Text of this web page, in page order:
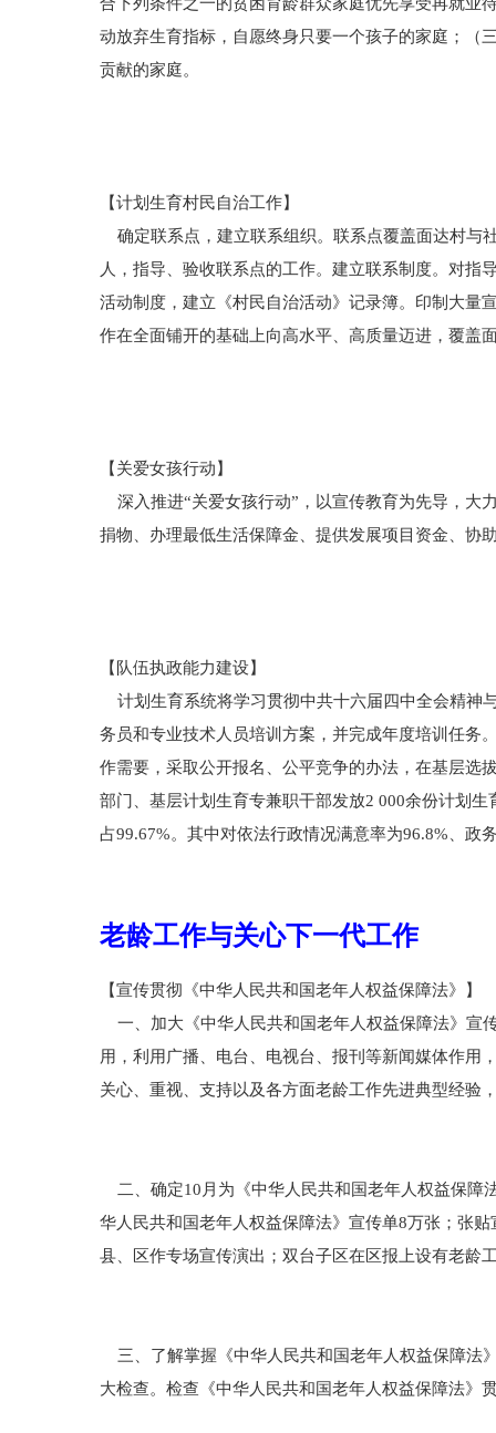
动放弃生育指标，自愿终身只要一个孩子的家庭；（
贡献的家庭。
【计划生育村民自治工作】
确定联系点，建立联系组织。联系点覆盖面达村与
人，指导、验收联系点的工作。建立联系制度。对指
活动制度，建立《村民自治活动》记录簿。印制大量
作在全面铺开的基础上向高水平、高质量迈进，覆盖
【关爱女孩行动】
深入推进“关爱女孩行动”，以宣传教育为先导，大
捐物、办理最低生活保障金、提供发展项目资金、协
【队伍执政能力建设】
计划生育系统将学习贯彻中共十六届四中全会精神
务员和专业技术人员培训方案，并完成年度培训任务
作需要，采取公开报名、公平竞争的办法，在基层选
部门、基层计划生育专兼职干部发放2 000余份计划
占99.67%。其中对依法行政情况满意率为96.8%、政
老龄工作与关心下一代工作
【宣传贯彻《中华人民共和国老年人权益保障法》】
一、加大《中华人民共和国老年人权益保障法》宣
用，利用广播、电台、电视台、报刊等新闻媒体作用
关心、重视、支持以及各方面老龄工作先进典型经验
二、确定10月为《中华人民共和国老年人权益保障
华人民共和国老年人权益保障法》宣传单8万张；张
县、区作专场宣传演出；双台子区在区报上设有老龄
三、了解掌握《中华人民共和国老年人权益保障法
大检查。检查《中华人民共和国老年人权益保障法》